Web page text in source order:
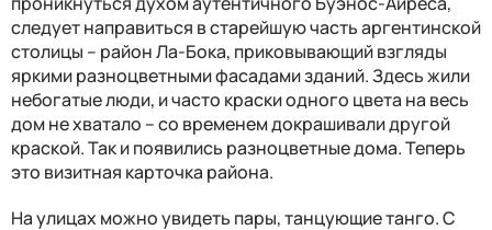
следует направиться в старейшую часть аргентинской
столицы – район Ла-Бока, приковывающий взгляды
яркими разноцветными фасадами зданий. Здесь жили
небогатые люди, и часто краски одного цвета на весь
дом не хватало – со временем докрашивали другой
краской. Так и появились разноцветные дома. Теперь
это визитная карточка района.
На улицах можно увидеть пары, танцующие танго. С